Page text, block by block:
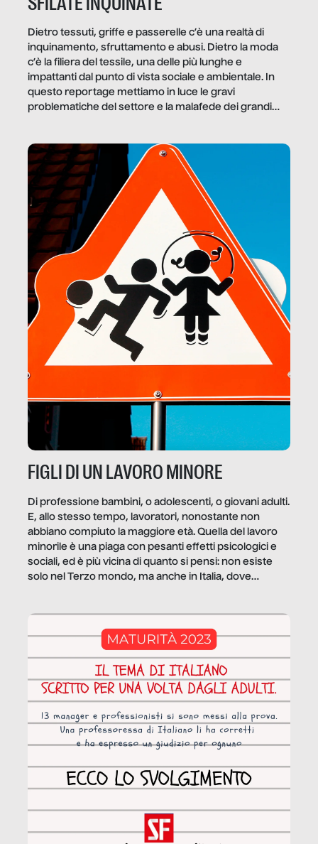
Dietro tessuti, griffe e passerelle c’è una realtà di
inquinamento, sfruttamento e abusi. Dietro la moda
c’è la filiera del tessile, una delle più lunghe e
impattanti dal punto di vista sociale e ambientale. In
questo reportage mettiamo in luce le gravi
problematiche del settore e la malafede dei grandi
FIGLI DI UN LAVORO MINORE
Di professione bambini, o adolescenti, o giovani adulti.
E, allo stesso tempo, lavoratori, nonostante non
abbiano compiuto la maggiore età. Quella del lavoro
minorile è una piaga con pesanti effetti psicologici e
sociali, ed è più vicina di quanto si pensi: non esiste
solo nel Terzo mondo, ma anche in Italia, dove